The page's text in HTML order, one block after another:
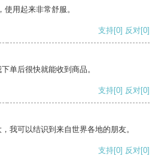
用起来非常舒服。
支持[0] 反对[0]
单后很快就能收到商品。
支持[0] 反对[0]
我可以结识到来自世界各地的朋友。
支持[0] 反对[0]